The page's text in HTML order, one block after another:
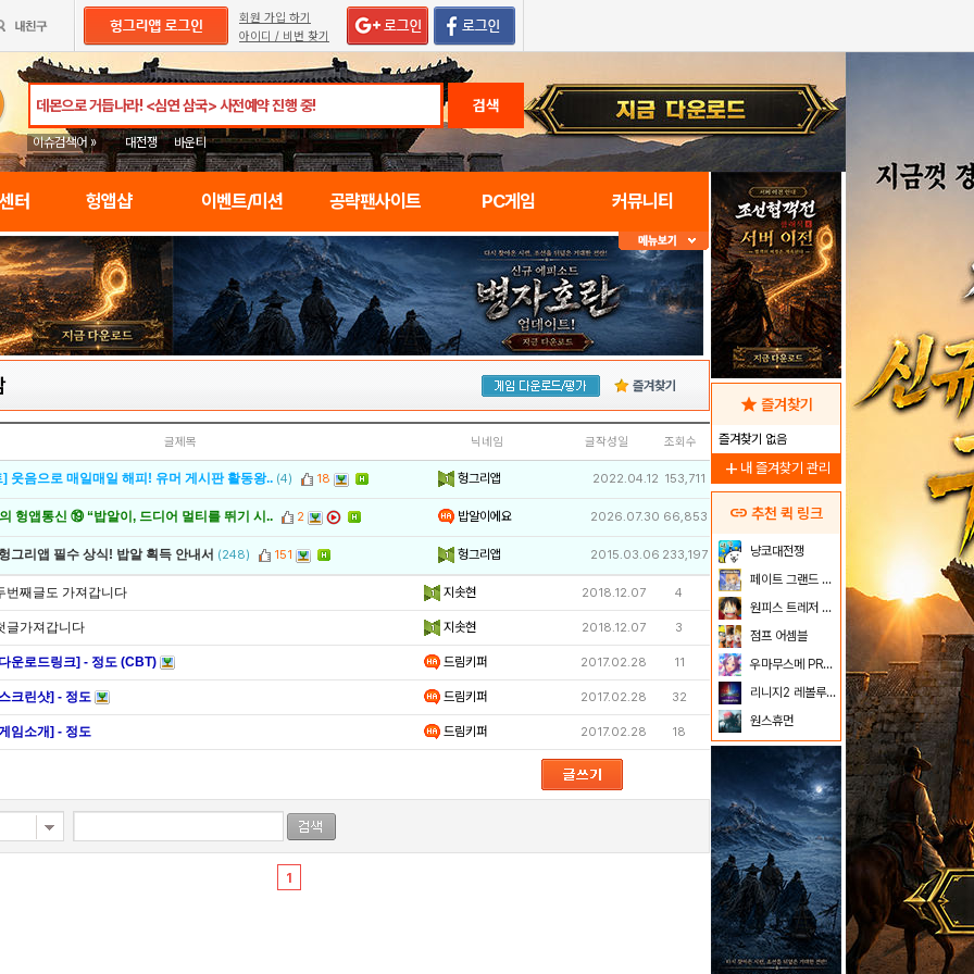
회원 가입 하기
아이디 / 비번 찾기
검색
이슈검색어 » 대전쟁 바운티
터 헝앱샵 이벤트/미션 공략팬사이트 PC게임 커뮤니티
즐겨찾기
글제목 닉네임 글작성일 조회수
웃음으로 매일매일 해피! 유머 게시판 활동왕.. (4) 18 헝그리앱 2022.04.12 153,711
헝앱통신 ⑲ “밥알이, 드디어 멀티를 뛰기 시.. 2 밥알이에요 2026.07.30 66,853
그리앱 필수 상식! 밥알 획득 안내서 (248) 151 헝그리앱 2015.03.06 233,197
번째글도 가져갑니다 지솟현 2018.12.07 4
글가져갑니다 지솟현 2018.12.07 3
운로드링크] - 정도 (CBT) 드림키퍼 2017.02.28 11
크린샷] - 정도 드림키퍼 2017.02.28 32
임소개] - 정도 드림키퍼 2017.02.28 18
1
star 즐겨찾기
즐겨찾기 없음
add 내 즐겨찾기 관리
link 추천 퀵 링크
냥코대전쟁
페이트 그랜드 오더
원피스 트레저 크루즈
점프 어셈블
우마무스메 PRETTY DERBY
리니지2 레볼루션
원스휴먼